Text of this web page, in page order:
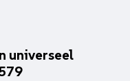
universeel